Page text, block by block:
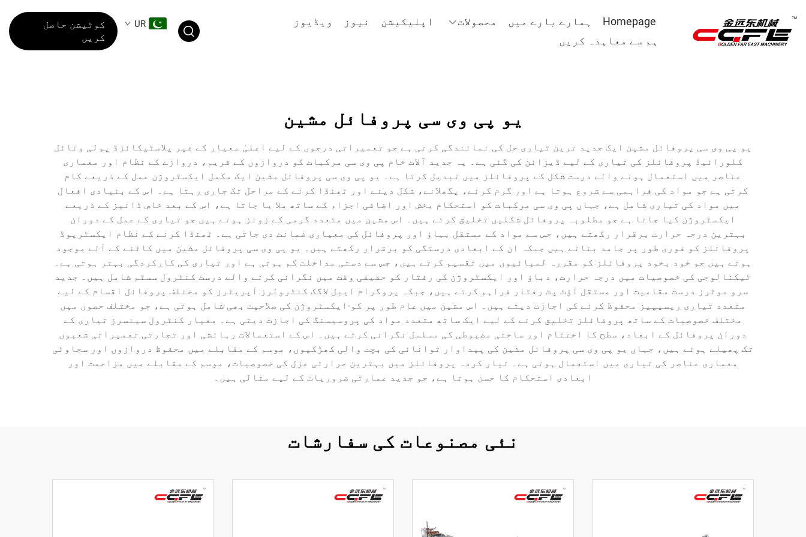
Homepage ہمارے بارے میں محصولات اپلیکیشن نیوز
ویڈیوز
ہم سے معاہدہ کریں
UR
کوٹیشن حاصل
کریں
یو پی وی سی پروفائل مشین
یو پی وی سی پروفائل مشین ایک جدید ترین تیاری حل کی نمائندگی کرتی ہے جو تعمیراتی درجوں کے لیے اعلیٰ معیار کے غیر پلاسٹیکائزڈ پولی ونائل
کلورائیڈ پروفائلز کی تیاری کے لیے ڈیزائن کی گئی ہے۔ یہ جدید آلات خام پی وی سی مرکبات کو دروازوں کے فریم، دروازے کے نظام اور معماری
عناصر میں استعمال ہونے والے درست شکل کے پروفائلز میں تبدیل کرتا ہے۔ یو پی وی سی پروفائل مشین ایک مکمل ایکسٹروژن عمل کے ذریعے کام
کرتی ہے جو مواد کی فراہمی سے شروع ہوتا ہے اور گرم کرنے، پگھلانے، شکل دینے اور ٹھنڈا کرنے کے مراحل تک جاری رہتا ہے۔ اس کے بنیادی افعال
میں مواد کی تیاری شامل ہے، جہاں پی وی سی مرکبات کو استحکام بخش اور اضافی اجزاء کے ساتھ ملا یا جاتا ہے، اس کے بعد خاص ڈائیز کے ذریعے
ایکسٹروژن کیا جاتا ہے جو مطلوبہ پروفائل شکلیں تخلیق کرتے ہیں۔ اس مشین میں متعدد گرمی کے زونز ہوتے ہیں جو تیاری کے عمل کے دوران
بہترین درجہ حرارت برقرار رکھتے ہیں، جس سے مواد کے مستقل بہاؤ اور پروفائل کی معیاری ضمانت دی جاتی ہے۔ ٹھنڈا کرنے کے نظام ایکسٹریوڈ
پروفائلز کو فوری طور پر جامد بناتے ہیں جبکہ ان کے ابعادی درستگی کو برقرار رکھتے ہیں۔ یو پی وی سی پروفائل مشین میں کاٹنے کے آلے موجود
ہوتے ہیں جو خود بخود پروفائلز کو مقررہ لمبائیوں میں تقسیم کرتے ہیں، جس سے دستی مداخلت کم ہوتی ہے اور تیاری کی کارکردگی بہتر ہوتی ہے۔
ٹیکنالوجی کی خصوصیات میں درجہ حرارت، دباؤ اور ایکسٹروژن کی رفتار کو حقیقی وقت میں نگرانی کرنے والے درست کنٹرول سسٹم شامل ہیں۔ جدید
سرو موٹرز درست مقامیت اور مستقل آؤٹ پٹ رفتار فراہم کرتے ہیں، جبکہ پروگرام ایبل لاگک کنٹرولرز آپریٹرز کو مختلف پروفائل اقسام کے لیے
متعدد تیاری ریسیپیز محفوظ کرنے کی اجازت دیتے ہیں۔ اس مشین میں عام طور پر کو-ایکسٹروژن کی صلاحیت بھی شامل ہوتی ہے، جو مختلف حصوں میں
مختلف خصوصیات کے ساتھ پروفائلز تخلیق کرنے کے لیے ایک ساتھ متعدد مواد کی پروسیسنگ کی اجازت دیتی ہے۔ معیار کنٹرول سینسرز تیاری کے
دوران پروفائل کے ابعاد، سطح کا اختتام اور ساختی مضبوطی کی مسلسل نگرانی کرتے ہیں۔ اس کے استعمالات رہائشی اور تجارتی تعمیراتی شعبوں
تک پھیلے ہوئے ہیں، جہاں یو پی وی سی پروفائل مشین کی پیداوار توانائی کی بچت والی کھڑکیوں، موسم کے مقابلے میں محفوظ دروازوں اور سجاوٹی
معماری عناصر کی تیاری میں استعمال ہوتی ہے۔ تیار کردہ پروفائلز میں بہترین حرارتی عزل کی خصوصیات، موسم کے مقابلے میں مزاحمت اور
ابعادی استحکام کا حسن ہوتا ہے، جو جدید عمارتی ضروریات کے لیے مثالی ہیں۔
نئی مصنوعات کی سفارشات